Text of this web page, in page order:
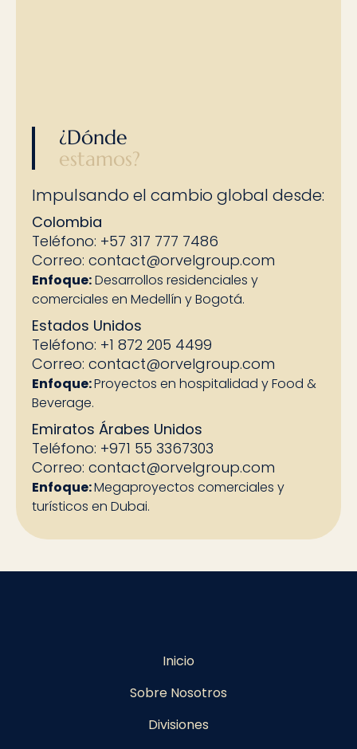
¿Dónde
estamos?
Impulsando el cambio global desde:
Colombia
Teléfono: +57 317 777 7486
Correo: contact@orvelgroup.com
Enfoque:Desarrollos residenciales y
comerciales en Medellín y Bogotá.
Estados Unidos
Teléfono: +1 872 205 4499
Correo: contact@orvelgroup.com
Enfoque:Proyectos en hospitalidad y Food &
Beverage.
Emiratos Árabes Unidos
Teléfono: +971 55 3367303
Correo: contact@orvelgroup.com
Enfoque:Megaproyectos comerciales y
turísticos en Dubai.
Inicio
Sobre Nosotros
Divisiones